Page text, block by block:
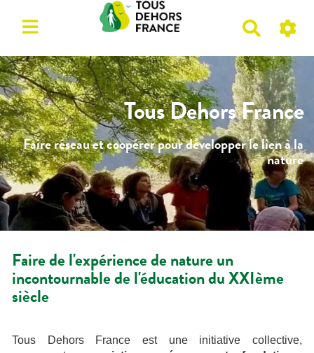
c
h
e
r
c
h
e
r
Tous Dehors France
Faire réseau et coopérer pour développer le lien à la
nature
Faire de l'expérience de nature un
incontournable de l'éducation du XXIème
siècle
Tous Dehors France est une initiative collective,